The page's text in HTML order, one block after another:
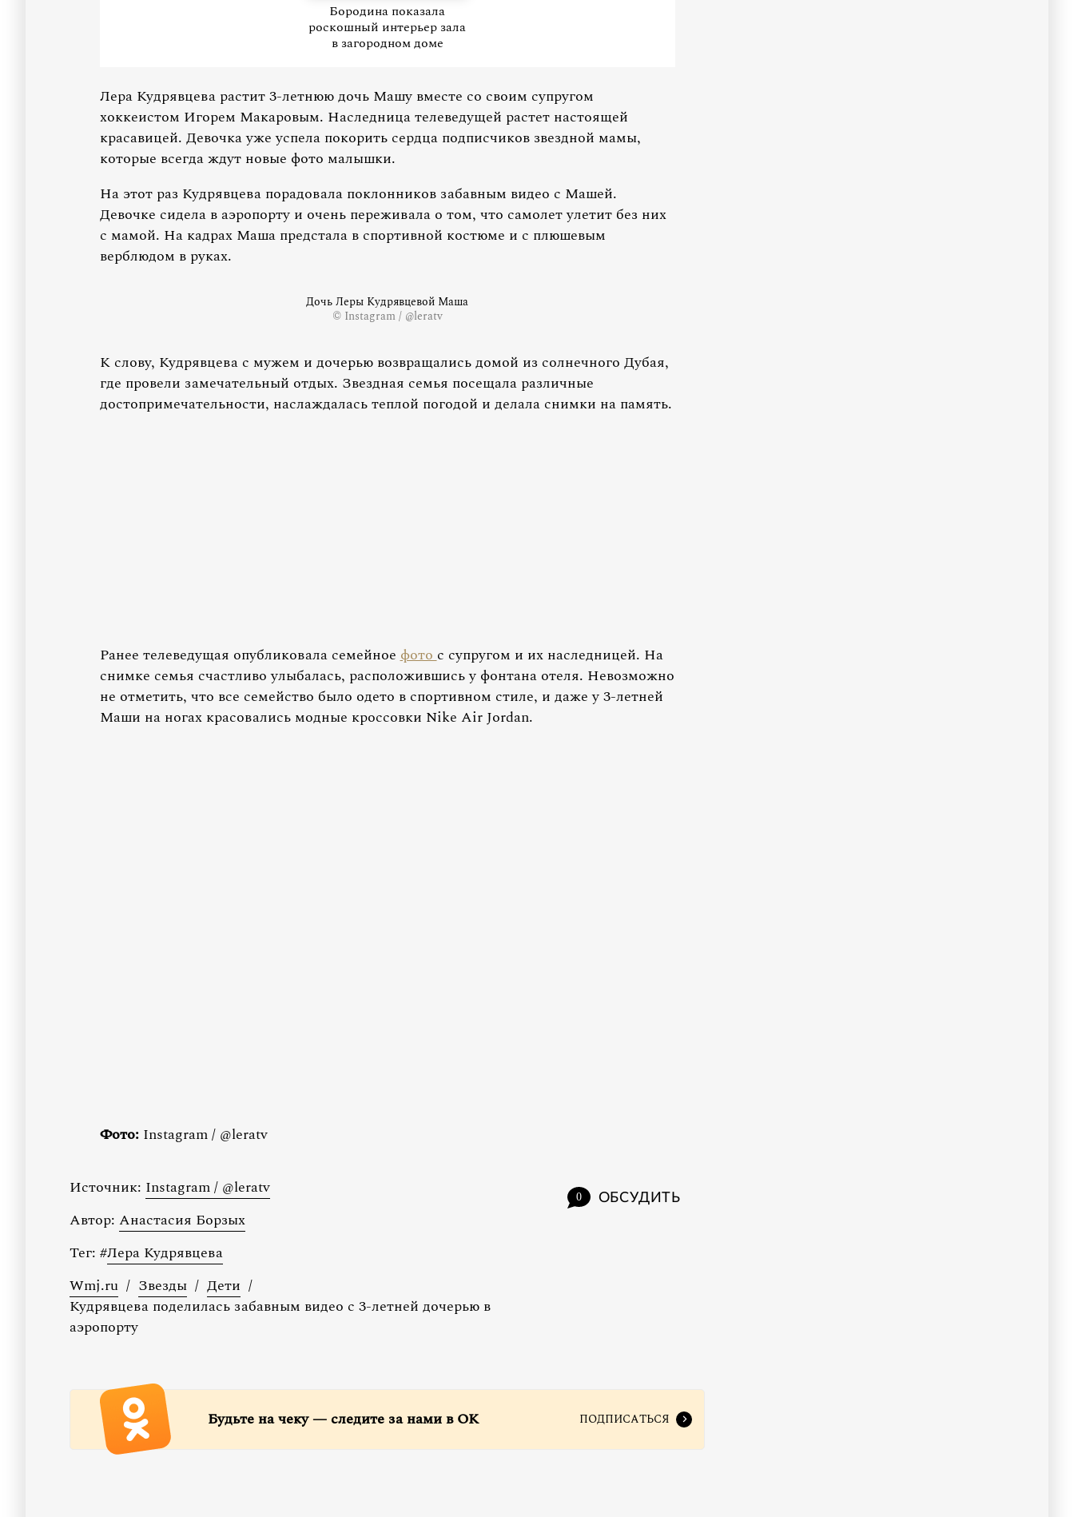
Бородина показала
роскошный интерьер зала
в загородном доме
Лера Кудрявцева растит 3-летнюю дочь Машу вместе со своим супругом
хоккеистом Игорем Макаровым. Наследница телеведущей растет настоящей
красавицей. Девочка уже успела покорить сердца подписчиков звездной мамы,
которые всегда ждут новые фото малышки.
На этот раз Кудрявцева порадовала поклонников забавным видео с Машей.
Девочке сидела в аэропорту и очень переживала о том, что самолет улетит без них
с мамой. На кадрах Маша предстала в спортивной костюме и с плюшевым
верблюдом в руках.
Дочь Леры Кудрявцевой Маша
© Instagram / @leratv
К слову, Кудрявцева с мужем и дочерью возвращались домой из солнечного Дубая,
где провели замечательный отдых. Звездная семья посещала различные
достопримечательности, наслаждалась теплой погодой и делала снимки на память.
Ранее телеведущая опубликовала семейноефотос супругом и их наследницей. На
снимке семья счастливо улыбалась, расположившись у фонтана отеля. Невозможно
не отметить, что все семейство было одето в спортивном стиле, и даже у 3-летней
Маши на ногах красовались модные кроссовки Nike Air Jordan.
Фото:Instagram / @leratv
0 ОБСУДИТЬ
Источник: Instagram / @leratv
Автор: Анастасия Борзых
Тег: #Лера Кудрявцева
Wmj.ru / Звезды / Дети /
Кудрявцева поделилась забавным видео с 3-летней дочерью в
аэропорту
Будьте на чеку — следите за нами в ОК ПОДПИСАТЬСЯ